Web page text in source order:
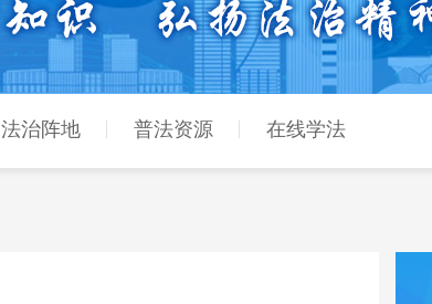
法治阵地 普法资源 在线学法